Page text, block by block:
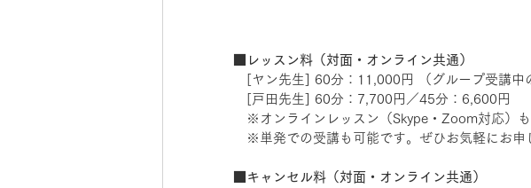
■レッスン料（対面・オンライン共通）
[ヤン先生] 60分：11,000円 （グループ受講
[戸田先生] 60分：7,700円／45分：6,600円
※オンラインレッスン（Skype・Zoom対応）も
※単発での受講も可能です。ぜひお気軽にお申
■キャンセル料（対面・オンライン共通）